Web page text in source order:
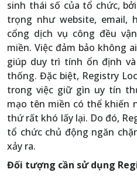
sinh thái số của tổ chức,
trọng như website, email,
cổng dịch vụ công đều
miền. Việc đảm bảo không
giúp duy trì tính ổn định
thống. Đặc biệt, Registry
trong việc giữ gìn uy tín
mạo tên miền có thể khiến
thứ rất khó lấy lại. Do đó,
tổ chức chủ động ngăn
xảy ra.
Đối tượng cần sử dụng